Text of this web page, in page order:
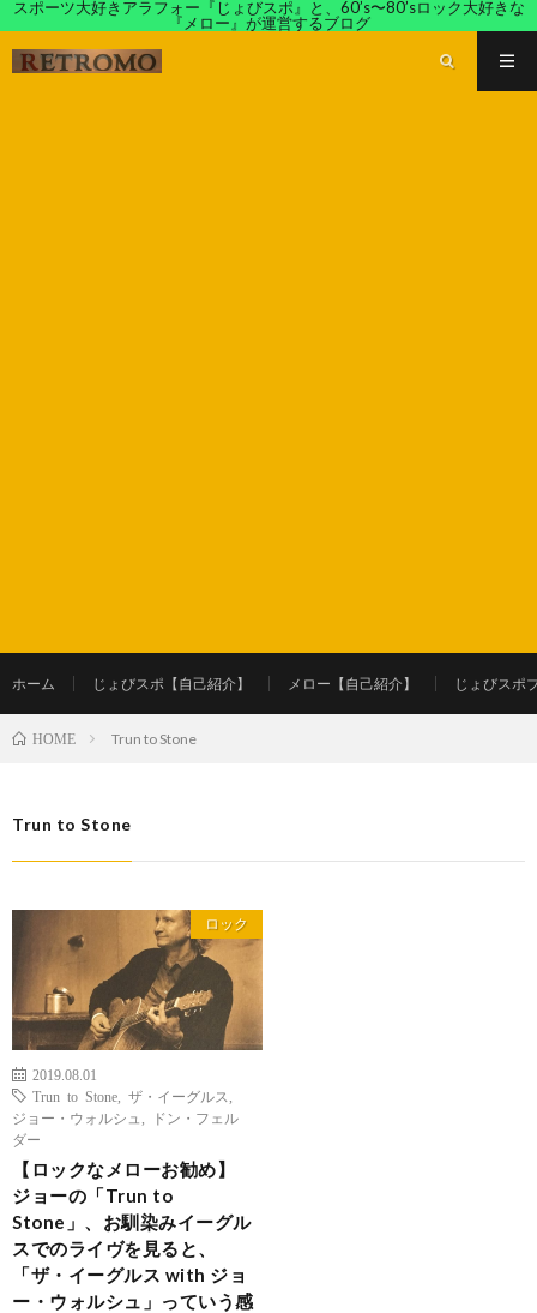
スポーツ大好きアラフォー『じょびスポ』と、60’s〜80’sロック大好きな
『メロー』が運営するブログ
ホーム じょびスポ【自己紹介】 メロー【自己紹介】 じょびスポ
HOME Trun to Stone
Trun to Stone
ロック
2019.08.01
Trun to Stone
ザ・イーグルス
ジョー・ウォルシュ
ドン・フェル
ダー
【ロックなメローお勧め】
ジョーの「Trun to
Stone」、お馴染みイーグル
スでのライヴを見ると、
「ザ・イーグルス with ジョ
ー・ウォルシュ」っていう感